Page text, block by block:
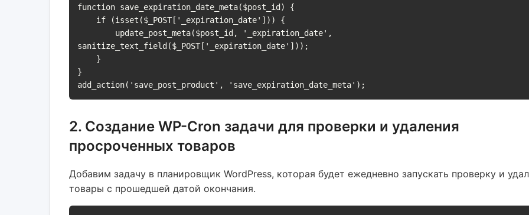
function save_expiration_date_meta($post_id) {
sanitize_text_field($_POST['_expiration_date']));
}
add_action('save_post_product', 'save_expiration_date_meta');
2. Создание WP-Cron задачи для проверки и удаления
просроченных товаров
Добавим задачу в планировщик WordPress, которая будет ежедневно запускать проверку и
товары с прошедшей датой окончания.